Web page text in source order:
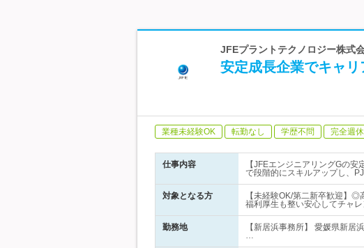
JFEプラントテクノロジー株式
安定成長企業でキャリ
業種未経験OK 転勤なし 学歴不問 完全週
仕事内容
【JFEエンジニアリングGの
で段階的にスキルアップし、
対象となる方
【未経験OK/第二新卒歓迎
福利厚生も整い安心してチャレ
勤務地
【新居浜事務所】 愛媛県新居
…